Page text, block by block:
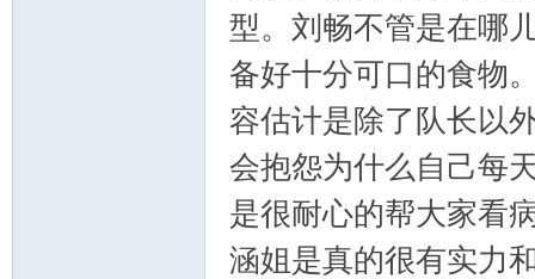
型。刘畅不管是在哪
备好十分可口的食物
容估计是除了队长以
会抱怨为什么自己每
是很耐心的帮大家看
涵姐是真的很有实力